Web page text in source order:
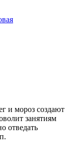
и мороз создают
занятиям
отведать